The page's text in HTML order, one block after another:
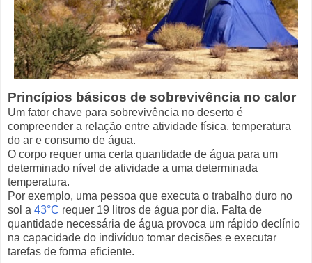
Princípios básicos de sobrevivência no calor
Um fator chave para sobrevivência no deserto é
compreender a relação entre atividade física, temperatura
do ar e consumo de água.
O corpo requer uma certa quantidade de água para um
determinado nível de atividade a uma determinada
temperatura.
Por exemplo, uma pessoa que executa o trabalho duro no
sol a 43°C requer 19 litros de água por dia. Falta de
quantidade necessária de água provoca um rápido declínio
na capacidade do indivíduo tomar decisões e executar
tarefas de forma eficiente.